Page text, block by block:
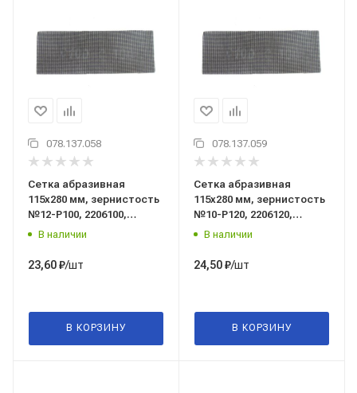
078.137.058
Сетка абразивная
115x280 мм, зернистость
№12-Р100, 2206100,
PQtools (Пи Кью тулс),
В наличии
23,60₽/шт
В КОРЗИНУ
078.137.059
Сетка абразивная
115x280 мм, зернистость
№10-Р120, 2206120,
PQtools (Пи Кью тулс),
В наличии
24,50₽/шт
В КОРЗИНУ